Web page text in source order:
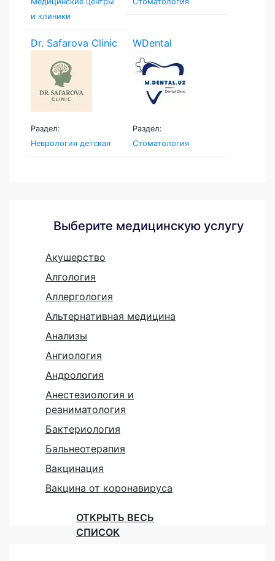
и клиники
Dr. Safarova Clinic
Раздел:
Неврология детская
WDental
Раздел:
Стоматология
Выберите медицинскую услугу
Акушерство
Алгология
Аллергология
Альтернативная медицина
Анализы
Ангиология
Андрология
Анестезиология и
реаниматология
Бактериология
Бальнеотерапия
Вакцинация
Вакцина от коронавируса
ОТКРЫТЬ ВЕСЬ
СПИСОК